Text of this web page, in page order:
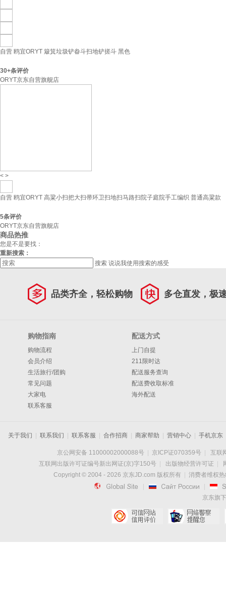
自营 鸥宜ORYT 簸箕垃圾铲畚斗扫地铲搓斗 黑色
30+条评价
ORYT京东自营旗舰店
< >
自营 鸥宜ORYT 高粱小扫把大扫帚环卫扫地扫马路扫院子庭院手工编织 普通高粱款
5条评价
ORYT京东自营旗舰店
商品热推
您是不是要找：
重新搜索：
搜索 说说我使用搜索的感受
品类齐全，轻松购物 多仓直发，极
购物指南
购物流程
会员介绍
生活旅行/团购
常见问题
大家电
联系客服
配送方式
上门自提
211限时达
配送服务查询
配送费收取标准
海外配送
关于我们 联系我们 联系客服 合作招商 商家帮助 营销中心 手机京东
京公网安备 11000002000088号 京ICP证070359号
互联
互联网出版许可证编号新出网证(京)字150号
出版物经营许可证
Copyright © 2004 - 2026 京东JD.com 版权所有 消费者维权
 
京东旗